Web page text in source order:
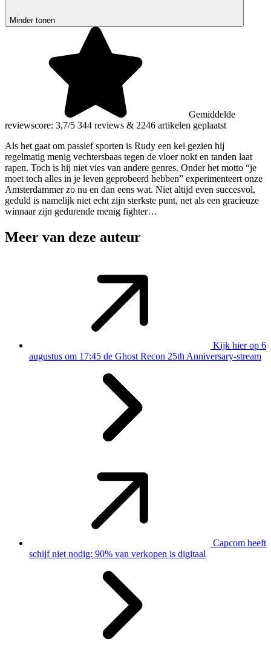
Minder tonen
Gemiddelde
reviewscore: 3,7/5 344 reviews & 2246 artikelen geplaatst
Als het gaat om passief sporten is Rudy een kei gezien hij
regelmatig menig vechtersbaas tegen de vloer nokt en tanden laat
rapen. Toch is hij niet vies van andere genres. Onder het motto “je
moet toch alles in je leven geprobeerd hebben” experimenteert onze
Amsterdammer zo nu en dan eens wat. Niet altijd even succesvol,
geduld is namelijk niet echt zijn sterkste punt, net als een gracieuze
winnaar zijn gedurende menig fighter…
Meer van deze auteur
Kijk hier op 6
augustus om 17:45 de Ghost Recon 25th Anniversary-stream
Capcom heeft
schijf niet nodig: 90% van verkopen is digitaal